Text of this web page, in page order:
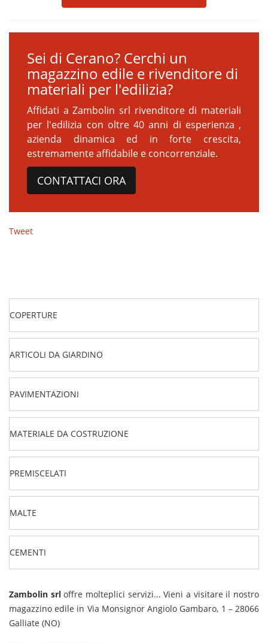
Sei di Cerano? Cerchi un
magazzino edile e rivenditore di
materiali per l'edilizia?
Affidati a Zambolin srl rivenditore di materiali
per l'edilizia con oltre 40 anni di esperienza ,
azienda dinamica ed in forte crescita,
estremamente affidabile e concorrenziale.
CONTATTACI ORA
Tweet
COPERTURE
ARTICOLI DA GIARDINO
PAVIMENTAZIONI
MATERIALE DA COSTRUZIONE
PREMISCELATI
MALTE
CEMENTI
Zambolin srloffre molteplici servizi... Vieni a visitare il nostro
magazzino edile in Via Monsignor Angiolo Gambaro, 1 – 28066
Galliate (NO)